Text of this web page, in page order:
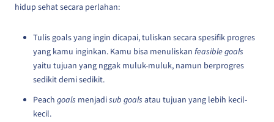
hidup sehat secara perlahan:
Tulis goals yang ingin dicapai, tuliskan secara spesifik progres
yang kamu inginkan. Kamu bisa menuliskan feasible goals
yaitu tujuan yang nggak muluk-muluk, namun berprogres
sedikit demi sedikit.
Peach goals menjadisub goals atau tujuan yang lebih kecil-
kecil.